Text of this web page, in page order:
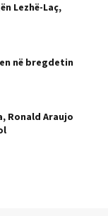
Lezhë-Laç,
në bregdetin
Ronald Araujo